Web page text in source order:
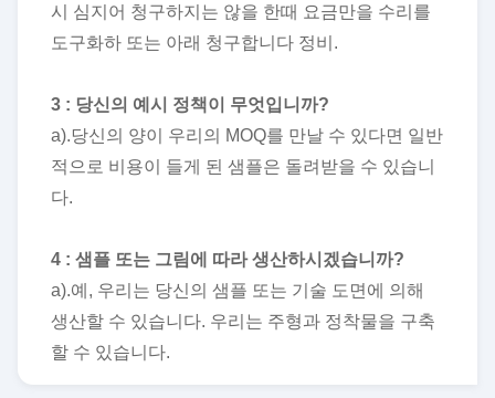
시 심지어 청구하지는 않을 한때 요금만을 수리를
도구화하 또는 아래 청구합니다 정비.
3 : 당신의 예시 정책이 무엇입니까?
a).당신의 양이 우리의 MOQ를 만날 수 있다면 일반
적으로 비용이 들게 된 샘플은 돌려받을 수 있습니
다.
4 : 샘플 또는 그림에 따라 생산하시겠습니까?
a).예, 우리는 당신의 샘플 또는 기술 도면에 의해
생산할 수 있습니다. 우리는 주형과 정착물을 구축
할 수 있습니다.